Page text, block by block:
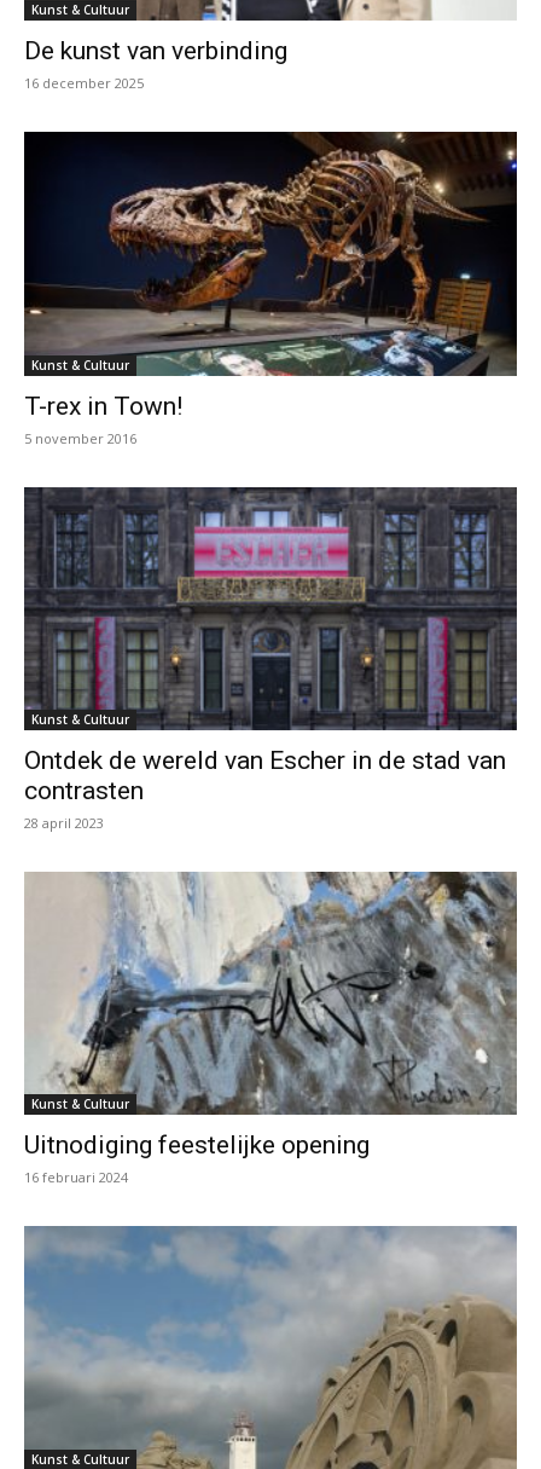
Kunst & Cultuur
De kunst van verbinding
16 december 2025
Kunst & Cultuur
T-rex in Town!
5 november 2016
Kunst & Cultuur
Ontdek de wereld van Escher in de stad van
contrasten
28 april 2023
Kunst & Cultuur
Uitnodiging feestelijke opening
16 februari 2024
Kunst & Cultuur